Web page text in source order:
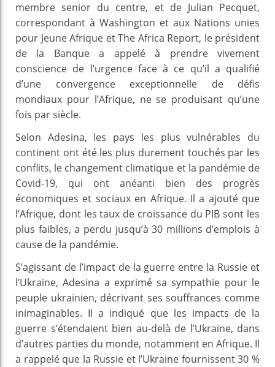
membre senior du centre, et de Julian Pecquet,
correspondant à Washington et aux Nations unies
pour Jeune Afrique et The Africa Report, le président
de la Banque a appelé à prendre vivement
conscience de l’urgence face à ce qu’il a qualifié
d’une convergence exceptionnelle de défis
mondiaux pour l’Afrique, ne se produisant qu’une
fois par siècle.
Selon Adesina, les pays les plus vulnérables du
continent ont été les plus durement touchés par les
conflits, le changement climatique et la pandémie de
Covid-19, qui ont anéanti bien des progrès
économiques et sociaux en Afrique. Il a ajouté que
l’Afrique, dont les taux de croissance du PIB sont les
plus faibles, a perdu jusqu’à 30 millions d’emplois à
cause de la pandémie.
S’agissant de l’impact de la guerre entre la Russie et
l’Ukraine, Adesina a exprimé sa sympathie pour le
peuple ukrainien, décrivant ses souffrances comme
inimaginables. Il a indiqué que les impacts de la
guerre s’étendaient bien au-delà de l’Ukraine, dans
d’autres parties du monde, notamment en Afrique. Il
a rappelé que la Russie et l’Ukraine fournissent 30 %